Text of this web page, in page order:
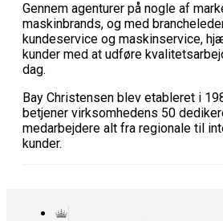
Gennem agenturer på nogle af
maskinbrands, og med
kundeservice og maskinservice,
kunder med at udføre
dag.
Bay Christensen blev etableret i
betjener virksomhedens 50
medarbejdere alt fra regionale til
kunder.